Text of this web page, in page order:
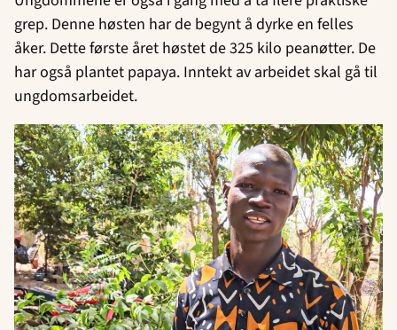
grep. Denne høsten har de begynt å dyrke en felles
åker. Dette første året høstet de 325 kilo peanøtter. De
har også plantet papaya. Inntekt av arbeidet skal gå til
ungdomsarbeidet.